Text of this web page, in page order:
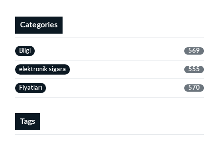
Categories
Bilgi 569
elektronik sigara 555
Fiyatları 570
Tags